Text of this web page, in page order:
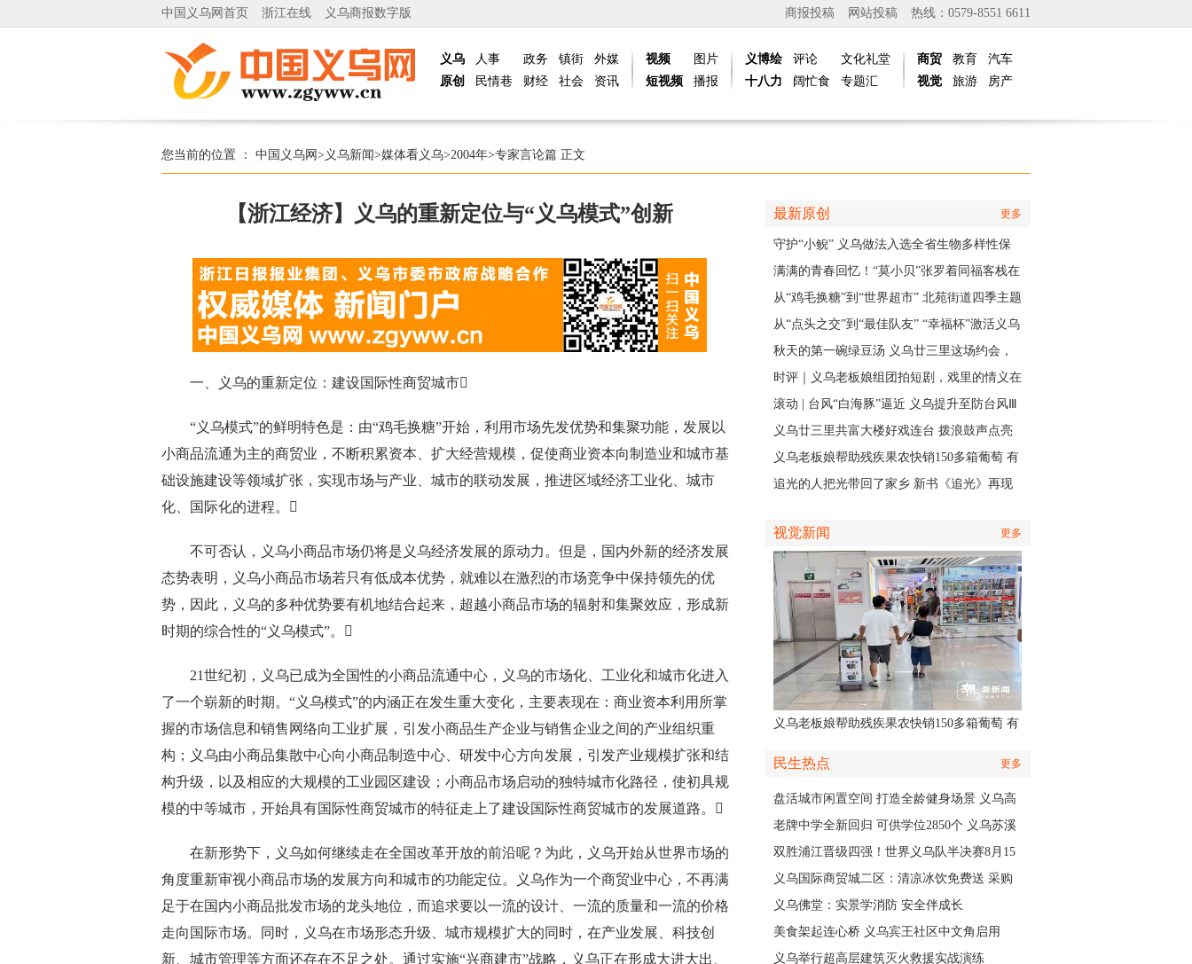
中国义乌网首页 浙江在线 义乌商报数字版 热线：0579-8551 6611
网站投稿
商报投稿
义乌
原创
人事
民情巷
政务
财经
镇街
社会
外媒
资讯
视频
短视频
图片
播报
义博绘
十八力
评论
阔忙食
文化礼堂
专题汇
商贸
视觉
教育
旅游
汽车
房产
您当前的位置 ： 中国义乌网 > 义乌新闻>媒体看义乌>2004年>专家言论篇 正文
【浙江经济】义乌的重新定位与“义乌模式”创新
一、义乌的重新定位：建设国际性商贸城市
“义乌模式”的鲜明特色是：由“鸡毛换糖”开始，利用市场先发优势和集聚功能，发展以
小商品流通为主的商贸业，不断积累资本、扩大经营规模，促使商业资本向制造业和城市基
础设施建设等领域扩张，实现市场与产业、城市的联动发展，推进区域经济工业化、城市
化、国际化的进程。
不可否认，义乌小商品市场仍将是义乌经济发展的原动力。但是，国内外新的经济发展
态势表明，义乌小商品市场若只有低成本优势，就难以在激烈的市场竞争中保持领先的优
势，因此，义乌的多种优势要有机地结合起来，超越小商品市场的辐射和集聚效应，形成新
时期的综合性的“义乌模式”。
21世纪初，义乌已成为全国性的小商品流通中心，义乌的市场化、工业化和城市化进入
了一个崭新的时期。“义乌模式”的内涵正在发生重大变化，主要表现在：商业资本利用所掌
握的市场信息和销售网络向工业扩展，引发小商品生产企业与销售企业之间的产业组织重
构；义乌由小商品集散中心向小商品制造中心、研发中心方向发展，引发产业规模扩张和结
构升级，以及相应的大规模的工业园区建设；小商品市场启动的独特城市化路径，使初具规
模的中等城市，开始具有国际性商贸城市的特征走上了建设国际性商贸城市的发展道路。
在新形势下，义乌如何继续走在全国改革开放的前沿呢？为此，义乌开始从世界市场的
角度重新审视小商品市场的发展方向和城市的功能定位。义乌作为一个商贸业中心，不再满
足于在国内小商品批发市场的龙头地位，而追求要以一流的设计、一流的质量和一流的价格
走向国际市场。同时，义乌在市场形态升级、城市规模扩大的同时，在产业发展、科技创
新、城市管理等方面还存在不足之处。通过实施“兴商建市”战略，义乌正在形成大进大出、
最新原创 更多
守护“小鲵” 义乌做法入选全省生物多样性保
护实践成果
满满的青春回忆！“莫小贝”张罗着同福客栈在
义乌再“开张”
从“鸡毛换糖”到“世界超市” 北苑街道四季主题
展再现义乌印记
从“点头之交”到“最佳队友” “幸福杯”激活义乌
稠江邻里情
秋天的第一碗绿豆汤 义乌廿三里这场约会，
主角是快递小哥
时评｜义乌老板娘组团拍短剧，戏里的情义在
现实中有了回响
滚动 | 台风“白海豚”逼近 义乌提升至防台风Ⅲ
级应急响应
义乌廿三里共富大楼好戏连台 拨浪鼓声点亮
乡村之夜
义乌老板娘帮助残疾果农快销150多箱葡萄 有
人认出她还主演了部短剧
追光的人把光带回了家乡 新书《追光》再现
视觉新闻 更多
义乌老板娘帮助残疾果农快销150多箱葡萄 有
民生热点 更多
盘活城市闲置空间 打造全龄健身场景 义乌高
质量落地省级文体民生实事
老牌中学全新回归 可供学位2850个 义乌苏溪
中学9月投用
双胜浦江晋级四强！世界义乌队半决赛8月15
日主场开打
义乌国际商贸城二区：清凉冰饮免费送 采购
商可就近领取
义乌佛堂：实景学消防 安全伴成长
美食架起连心桥 义乌宾王社区中文角启用
义乌举行超高层建筑灭火救援实战演练